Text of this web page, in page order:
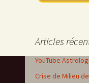
Articles
YouTube
Crise de Milieu